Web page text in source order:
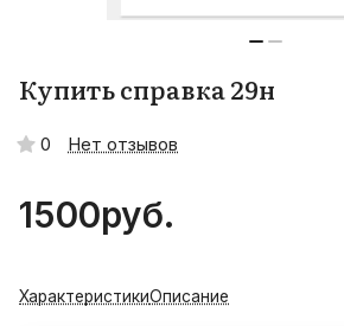
Купить справка 29н
0 Нет отзывов
1500руб.
ХарактеристикиОписание